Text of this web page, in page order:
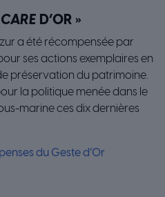
CARE D’OR »
a été récompensée par
ses actions exemplaires en
préservation du patrimoine.
la politique menée dans le
marine ces dix dernières
du Geste d’Or